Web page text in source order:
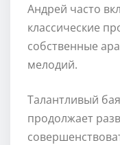
Андрей часто
классические
собственные
мелодий.
Талантливый
продолжает